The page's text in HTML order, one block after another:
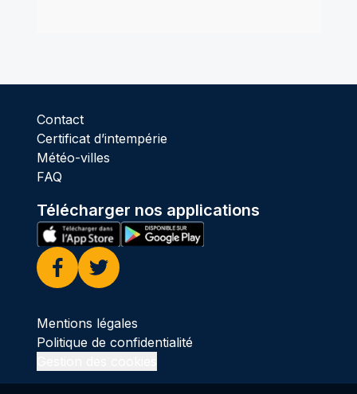
Contact
Certificat d’intempérie
Météo-villes
FAQ
Télécharger nos applications
Facebook
Twitter
Mentions légales
Politique de confidentialité